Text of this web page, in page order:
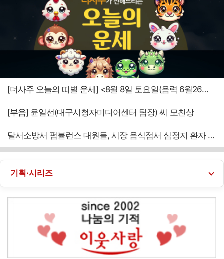
[더사주 오늘의 띠별 운세] <8월 8일 토요일(음력 6월26일)>
[부음] 윤일선(대구시청자미디어센터 팀장) 씨 모친상
달서소방서 펌뷸런스 대원들, 시장 음식점서 심정지 환자 생명 살려
기획·시리즈